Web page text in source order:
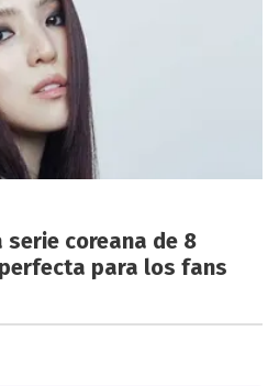
serie coreana de 8
para los fans